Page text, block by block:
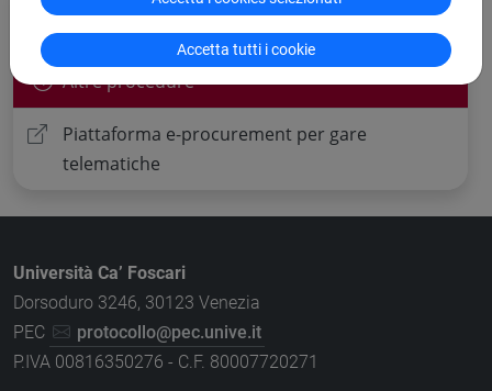
presentare offerta
Altre procedure
Piattaforma e-procurement per gare
telematiche
Università Ca’ Foscari
Dorsoduro 3246, 30123 Venezia
PEC
protocollo@pec.unive.it
P.IVA 00816350276 - C.F. 80007720271
Accetta tutti i cookie